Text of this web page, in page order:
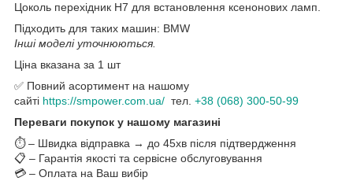
Цоколь перехідник H7 для встановлення ксенонових ламп.
Підходить для таких машин: BMW
Інші моделі уточнюються.
Ціна вказана за 1 шт
✅ Повний асортимент на нашому
сайті https://smpower.com.ua/ тел. +38 (068) 300-50-99
Переваги покупок у нашому магазині
⏱️ – Швидка відправка → до 45хв після підтвердження
📋 – Гарантія якості та сервісне обслуговування
💳 – Оплата на Ваш вибір